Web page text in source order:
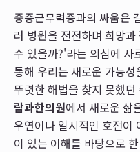
중증근무력증과의 싸움은
러 병원을 전전하며 희망
수 있을까?'라는 의심에 사
통해 우리는 새로운 가능
뚜렷한 해법을 찾지 못했던
람과한의원에서 새로운 삶
우연이나 일시적인 호전이
이 있는 이해를 바탕으로